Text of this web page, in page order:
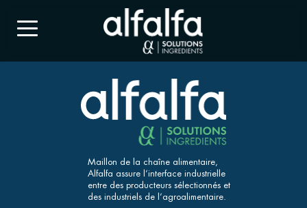
Maillon de la chaîne alimentaire,
Alfalfa assure l’interface industrielle
entre des producteurs sélectionnés et
des industriels de l’agroalimentaire.